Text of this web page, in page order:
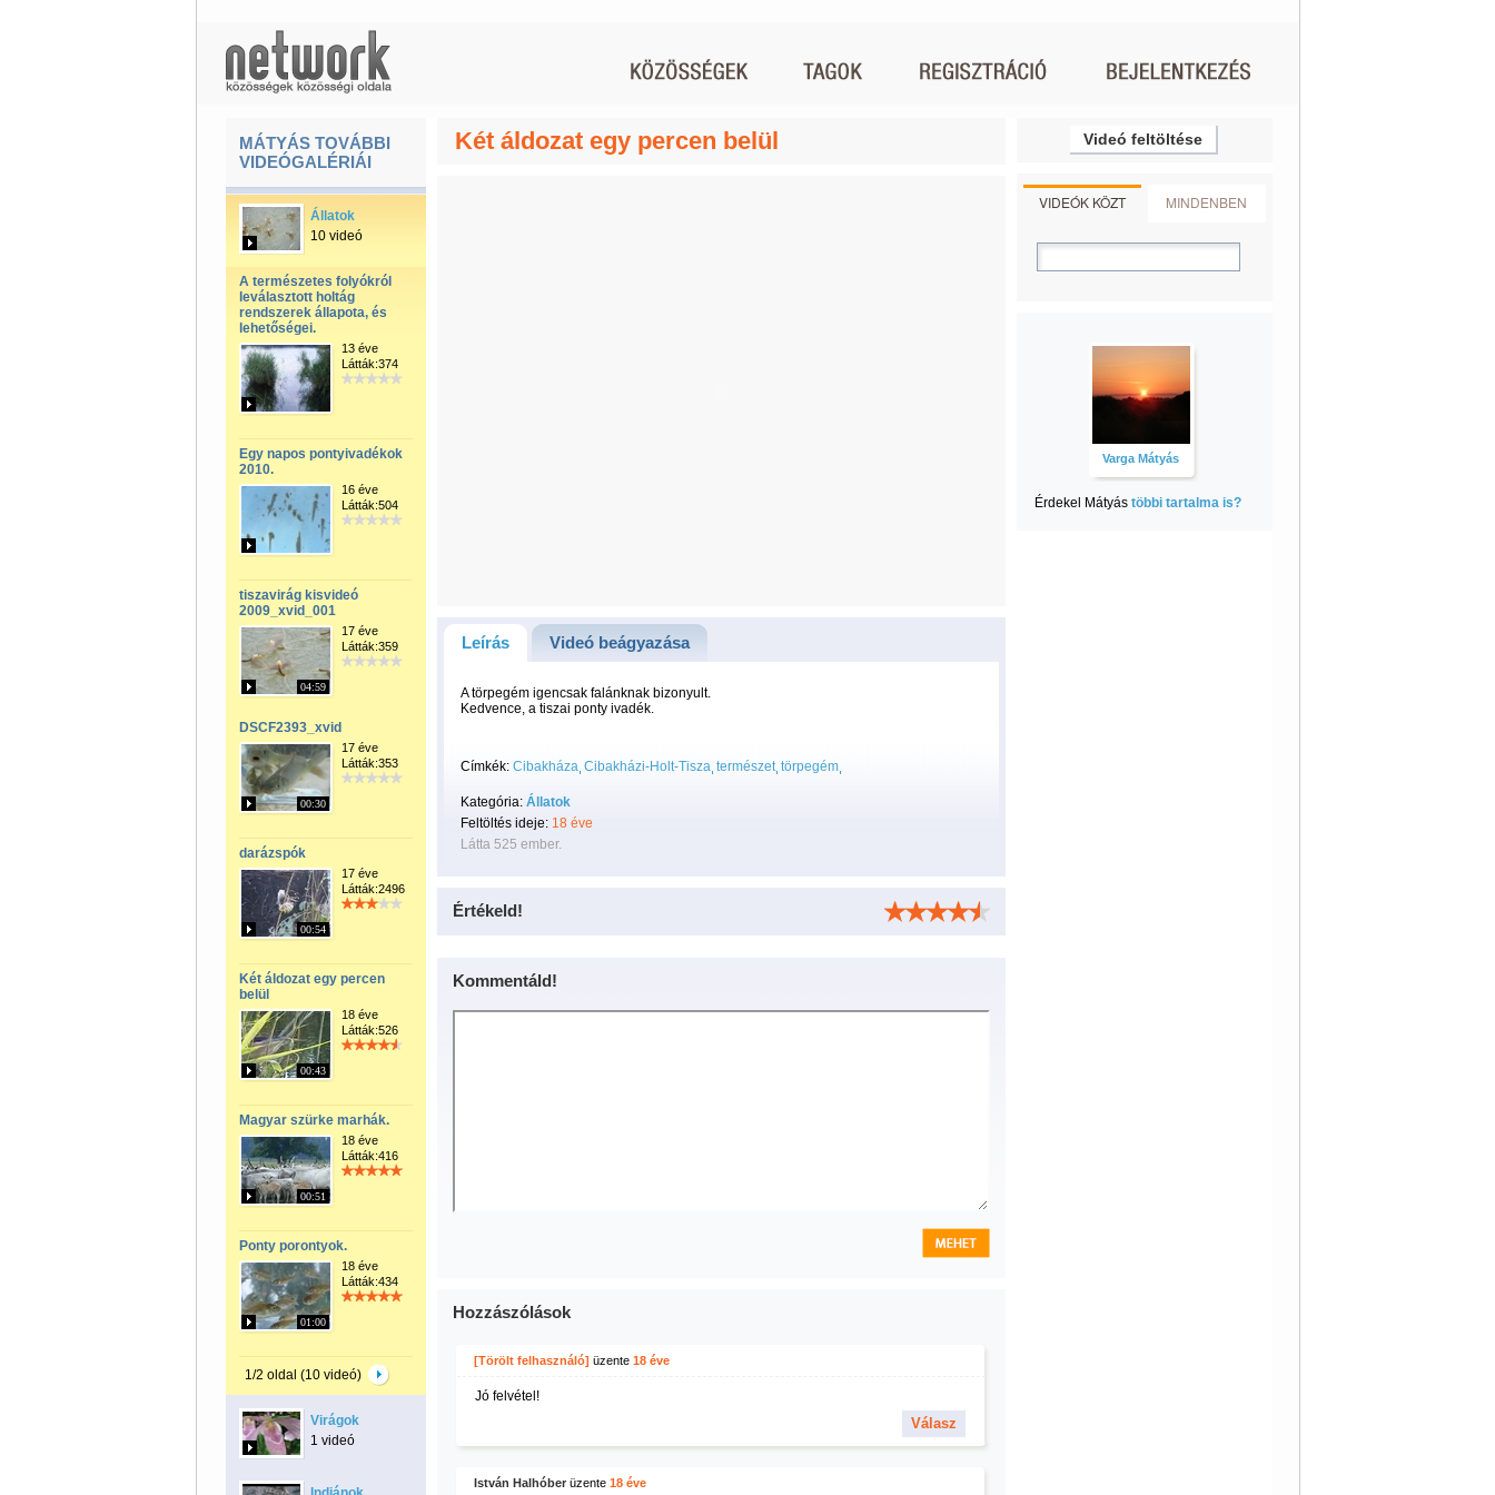
MÁTYÁS TOVÁBBI
VIDEÓGALÉRIÁI
Állatok
10 videó
A természetes folyókról
leválasztott holtág
rendszerek állapota, és
lehetőségei.
13 éve
Látták:374
Egy napos pontyivadékok
2010.
16 éve
Látták:504
tiszavirág kisvideó
2009_xvid_001
04:59
17 éve
Látták:359
DSCF2393_xvid
00:30
17 éve
Látták:353
darázspók
00:54
17 éve
Látták:2496
Két áldozat egy percen
belül
00:43
18 éve
Látták:526
Magyar szürke marhák.
00:51
18 éve
Látták:416
Ponty porontyok.
01:00
18 éve
Látták:434
1/2 oldal (10 videó)
Virágok
1 videó
Két áldozat egy percen belül
Leírás Videó beágyazása
A törpegém igencsak falánknak bizonyult.
Kedvence, a tiszai ponty ivadék.
Címkék: Cibakháza Cibakházi-Holt-Tisza természet törpegém
Kategória: Állatok
Feltöltés ideje: 18 éve
Látta 525 ember.
Értékeld!
Kommentáld!
Hozzászólások
[Törölt felhasználó] üzente 18 éve
Jó felvétel!
Válasz
István Halhóberüzente 18 éve
Videó feltöltése
VIDEÓK KÖZT MINDENBEN
Varga Mátyás
Érdekel Mátyás többi tartalma is?